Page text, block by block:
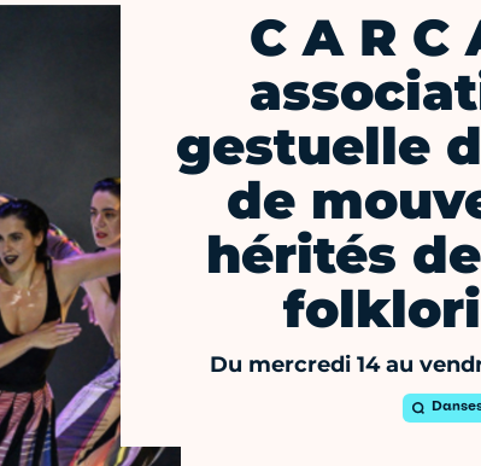
C A R C
gestuelle
de
hérités
Du mercredi 14 au